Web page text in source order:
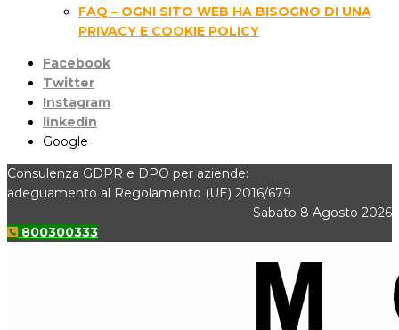
FAQ – OGNI SITO WEB HA BISOGNO DI UNA
PRIVACY E COOKIE POLICY
Facebook
Twitter
Instagram
linkedin
Google
Consulenza GDPR e DPO per aziende:
adeguamento al Regolamento (UE) 2016/679
Sabato 8 Agosto 2026
800300333